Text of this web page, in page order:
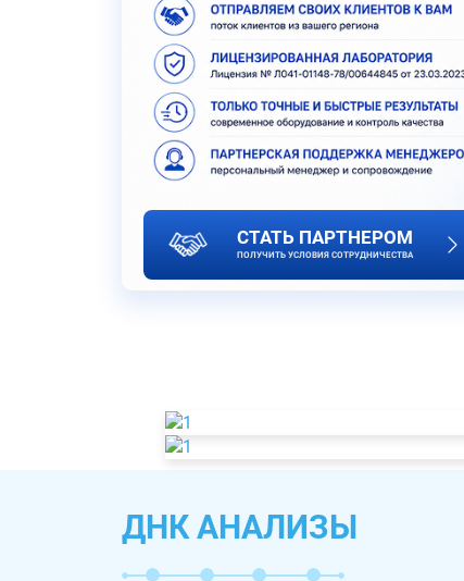
СТАТЬ ПАРТНЕРОМ
ПОЛУЧИТЬ УСЛОВИЯ СОТРУДНИЧЕСТВА
ДНК АНАЛИЗЫ